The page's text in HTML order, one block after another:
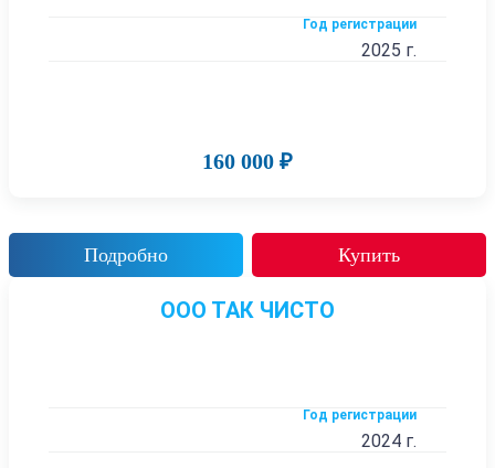
Год регистрации
2025 г.
160 000 ₽
Подробно Купить
ООО ТАК ЧИСТО
Год регистрации
2024 г.